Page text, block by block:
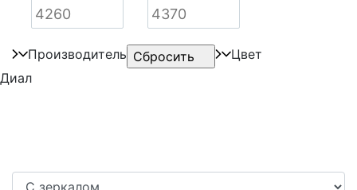
Производитель
Диал
Цвет